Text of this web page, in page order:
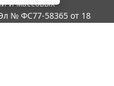
и массовых
№ ФС77-58365 от 18